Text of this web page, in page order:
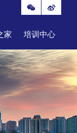
家 培训中心